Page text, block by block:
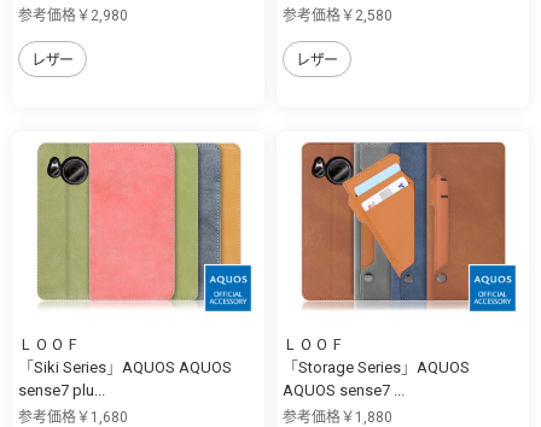
参考価格￥2,980
レザー
参考価格￥2,580
レザー
ＬＯＯＦ
「Siki Series」AQUOS AQUOS
sense7 plu...
参考価格￥1,680
ＬＯＯＦ
「Storage Series」AQUOS
AQUOS sense7 ...
参考価格￥1,880